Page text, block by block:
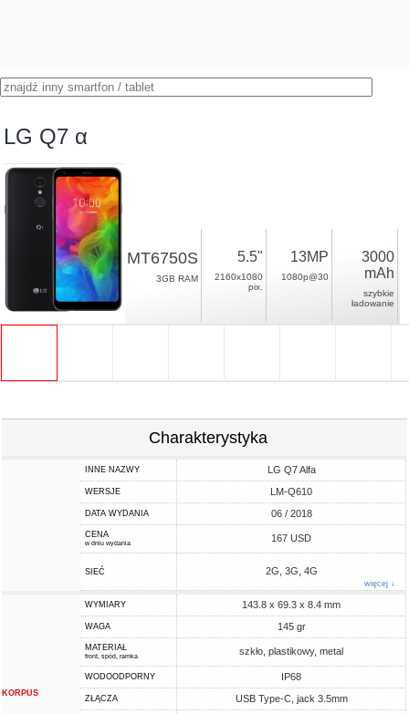
LG Q7 α
MT6750S
3GB RAM
5.5"
2160x1080
pix.
13MP
1080p@30
3000
mAh
szybkie
ładowanie
Charakterystyka
INNE NAZWY LG Q7 Alfa
WERSJE LM-Q610
DATA WYDANIA 06 / 2018
CENA
w dniu wydania 167 USD
SIEĆ 2G, 3G, 4G
więcej ↓
KORPUS
WYMIARY 143.8 x 69.3 x 8.4 mm
WAGA 145 gr
MATERIAŁ
front, spód, ramka szkło, plastikowy, metal
WODOODPORNY IP68
ZŁĄCZA USB Type-C, jack 3.5mm